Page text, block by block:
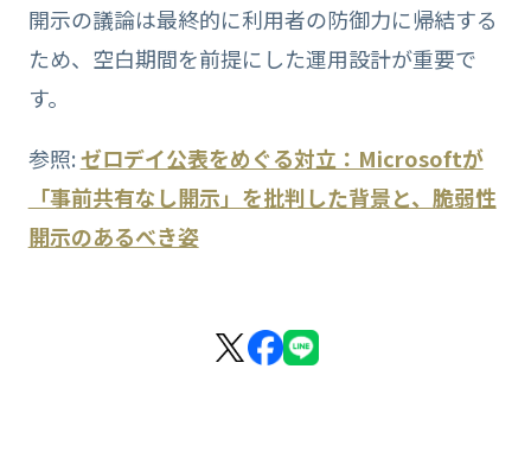
開示の議論は最終的に利用者の防御力に帰結する
ため、空白期間を前提にした運用設計が重要で
す。
参照:ゼロデイ公表をめぐる対立：Microsoftが
「事前共有なし開示」を批判した背景と、脆弱性
開示のあるべき姿